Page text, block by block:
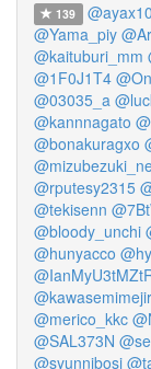
139
@Yama_piy
@kaituburi_mm
@1F0J1T4
@03035_a
@kannnagato
@bonakuragxo
@rputesy2315
@tekisenn
@bloody_unchi
@hunyacco
@merico_kkc
@SAL373N
@syunnibosi